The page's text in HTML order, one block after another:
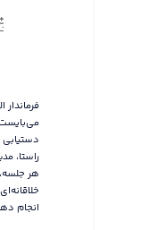
راستا،
هر
انجام